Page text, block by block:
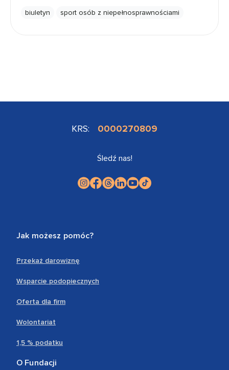
biuletyn sport osób z niepełnosprawnościami
KRS: 0000270809
Śledź nas!
Jak możesz pomóc?
Przekaż darowiznę
Wsparcie podopiecznych
Oferta dla firm
Wolontariat
1,5 % podatku
O Fundacji